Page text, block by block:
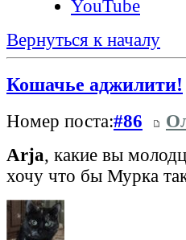
YouTube
Вернуться к началу
Кошачье аджилити!
Номер поста:#86
Arja, какие вы
хочу что бы Мурка